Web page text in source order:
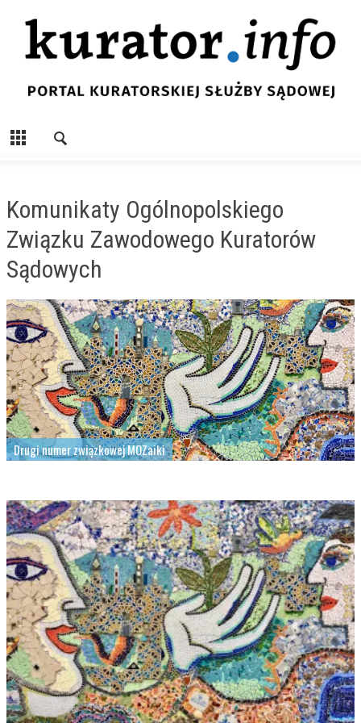
Komunikaty Ogólnopolskiego
Związku Zawodowego Kuratorów
Sądowych
Drugi numer związkowej MOZaiki